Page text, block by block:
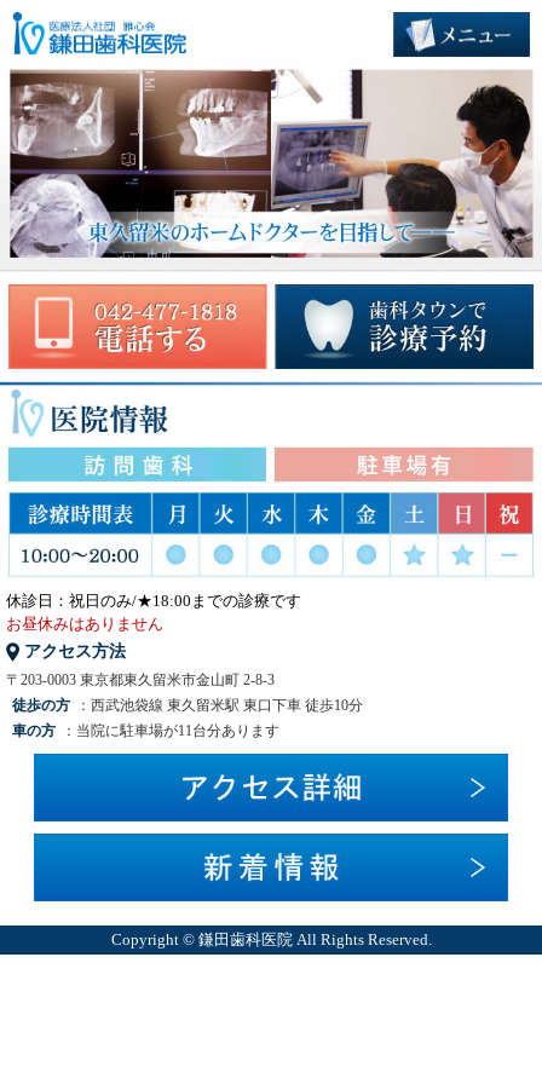
休診日：祝日のみ/★18:00までの診療です
お昼休みはありません
アクセス方法
〒203-0003 東京都東久留米市金山町 2-8-3
徒歩の方
：西武池袋線 東久留米駅 東口下車 徒歩10分
車の方
：当院に駐車場が11台分あります
Copyright © 鎌田歯科医院 All Rights Reserved.